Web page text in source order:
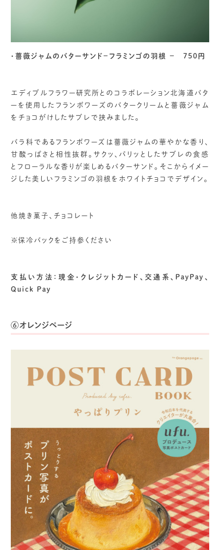
・薔薇ジャムのバターサンド−フラミンゴの羽根 − 750円
エディブルフラワー研究所とのコラボレーション北海道バタ
ーを使用したフランボワーズのバタークリームと薔薇ジャム
をチョコがけしたサブレで挟みました。
バラ科であるフランボワーズは薔薇ジャムの華やかな香り、
甘酸っぱさと相性抜群。サクッ、パリッとしたサブレの食感
とフローラルな香りが楽しめるバターサンド。⁡そこからイメー
ジした美しいフラミンゴの羽根をホワイトチョコでデザイン。
他焼き菓子、チョコレート
※保冷バックをご持参ください
支払い方法：現金・クレジットカード、交通系、PayPay、
Quick Pay
⑥オレンジページ